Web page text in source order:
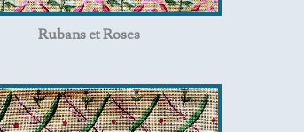
Rubans et Roses